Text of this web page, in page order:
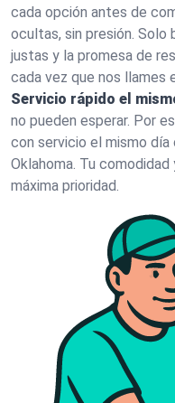
cada opción antes de
ocultas, sin presión. Solo
justas y la promesa de
cada vez que nos llames
Servicio rápido el
no pueden esperar. Por
con servicio el mismo
Oklahoma. Tu
máxima prioridad.